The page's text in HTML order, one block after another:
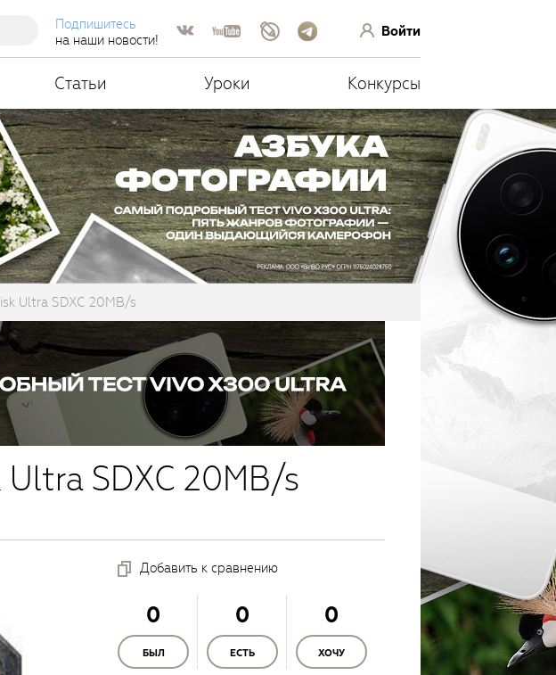
Подпишитесь
на наши новости!
Войти
Статьи Уроки Конкурсы
Ultra SDXC 20MB/s
SDXC 20MB/s
Добавить к сравнению
0
БЫЛ
0
ЕСТЬ
0
ХОЧУ